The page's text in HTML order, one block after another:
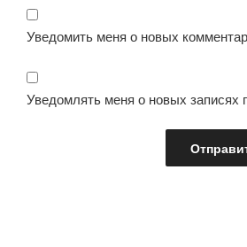
Уведомить меня о новых
Уведомлять меня о новых записях